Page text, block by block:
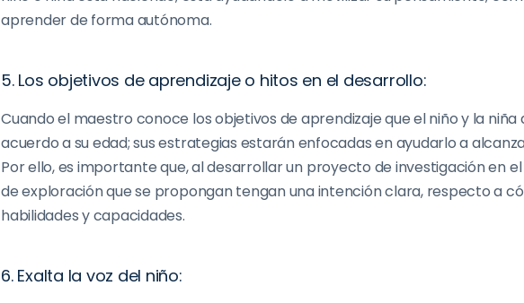
aprender de forma autónoma.
5. Los objetivos de aprendizaje o hitos en el desarrollo:
Cuando el maestro conoce losobjetivos de aprendizaje que el niño y la niña
acuerdo a su edad;sus estrategias estarán enfocadas en ayudarlo a
Por ello, es importanteque,al desarrollar un proyecto de investigación en
de exploración que se propongantengan una intención clara, respecto a
habilidades y capacidades.
6. Exalta la voz del niño: